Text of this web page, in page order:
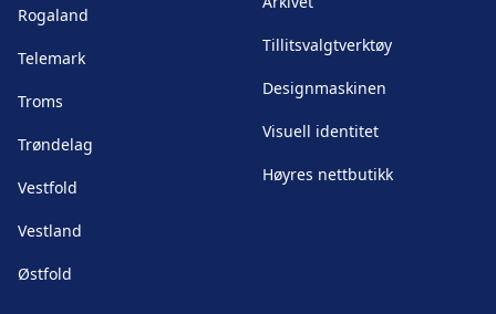
Rogaland
Telemark
Troms
Trøndelag
Vestfold
Vestland
Østfold
Tillitsvalgtverktøy
Designmaskinen
Visuell identitet
Høyres nettbutikk